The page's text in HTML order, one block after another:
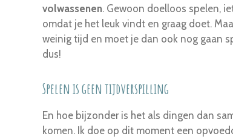
volwassenen. Gewoon doelloos spelen,
omdat je het leuk vindt en graag doet.
weinig tijd en moet je dan ook nog gaan
dus!
Spelen is geen tijdverspilling
En hoe bijzonder is het als dingen dan
komen. Ik doe op dit moment een